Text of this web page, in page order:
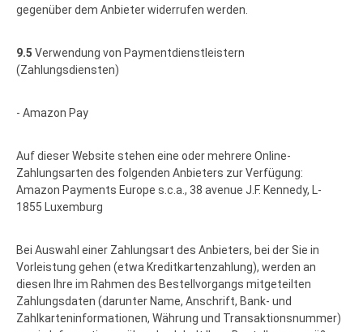
gegenüber dem Anbieter widerrufen werden.
9.5 Verwendung von Paymentdienstleistern
(Zahlungsdiensten)
- Amazon Pay
Auf dieser Website stehen eine oder mehrere Online-
Zahlungsarten des folgenden Anbieters zur Verfügung:
Amazon Payments Europe s.c.a., 38 avenue J.F. Kennedy, L-
1855 Luxemburg
Bei Auswahl einer Zahlungsart des Anbieters, bei der Sie in
Vorleistung gehen (etwa Kreditkartenzahlung), werden an
diesen Ihre im Rahmen des Bestellvorgangs mitgeteilten
Zahlungsdaten (darunter Name, Anschrift, Bank- und
Zahlkarteninformationen, Währung und Transaktionsnummer)